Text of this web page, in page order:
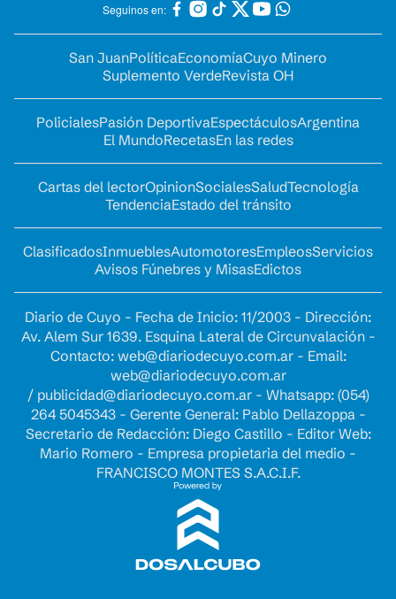
Seguinos en:
San JuanPolíticaEconomíaCuyo Minero
Suplemento VerdeRevista OH
PolicialesPasión DeportivaEspectáculosArgentina
El MundoRecetasEn las redes
Cartas del lectorOpinionSocialesSaludTecnología
TendenciaEstado del tránsito
ClasificadosInmueblesAutomotoresEmpleosServicios
Avisos Fúnebres y MisasEdictos
Diario de Cuyo - Fecha de Inicio: 11/2003 - Dirección:
Av. Alem Sur 1639. Esquina Lateral de Circunvalación -
Contacto: web@diariodecuyo.com.ar- Email:
web@diariodecuyo.com.ar
/ publicidad@diariodecuyo.com.ar- Whatsapp: (054)
264 5045343 - Gerente General: Pablo Dellazoppa -
Secretario de Redacción: Diego Castillo - Editor Web:
Mario Romero - Empresa propietaria del medio -
FRANCISCO MONTES S.A.C.I.F.